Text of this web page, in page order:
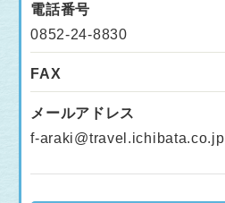
電話番号
0852-24-8830
FAX
メールアドレス
f-araki@travel.ichibata.co.jp